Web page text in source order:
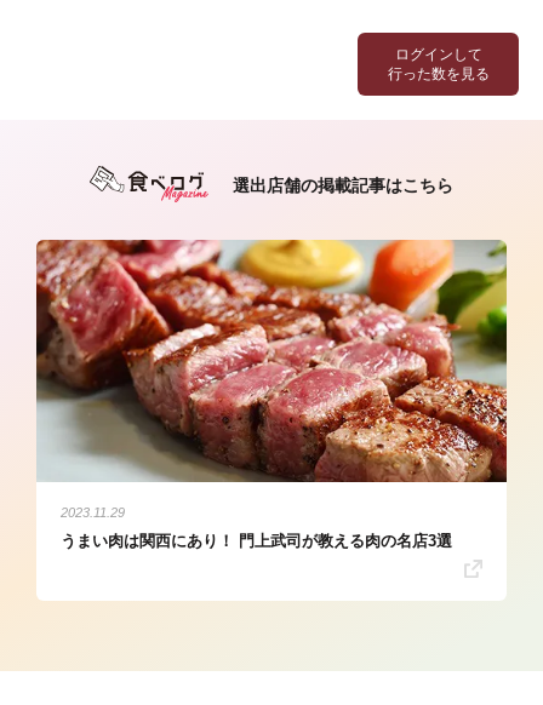
ログインして
行った数を見る
選出店舗の掲載記事はこちら
2023.11.29
うまい肉は関西にあり！ 門上武司が教える肉の名店3選